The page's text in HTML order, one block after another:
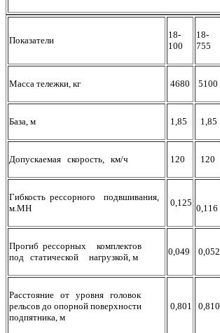
Показатели
18-
100
18-
755
Масса тележки, кг 4680 5100
База, м 1,85 1,85
Допускаемая скорость, км/ч 120 120
Гибкость рессорного подвшивания,
м.МН
0,125
0,116
Прогиб рессорных комплектов
под статической нагрузкой, м
0,049 0,052
Расстояние от уровня головок
рельсов до опорной поверхности
подпятника, м
0,801 0,810